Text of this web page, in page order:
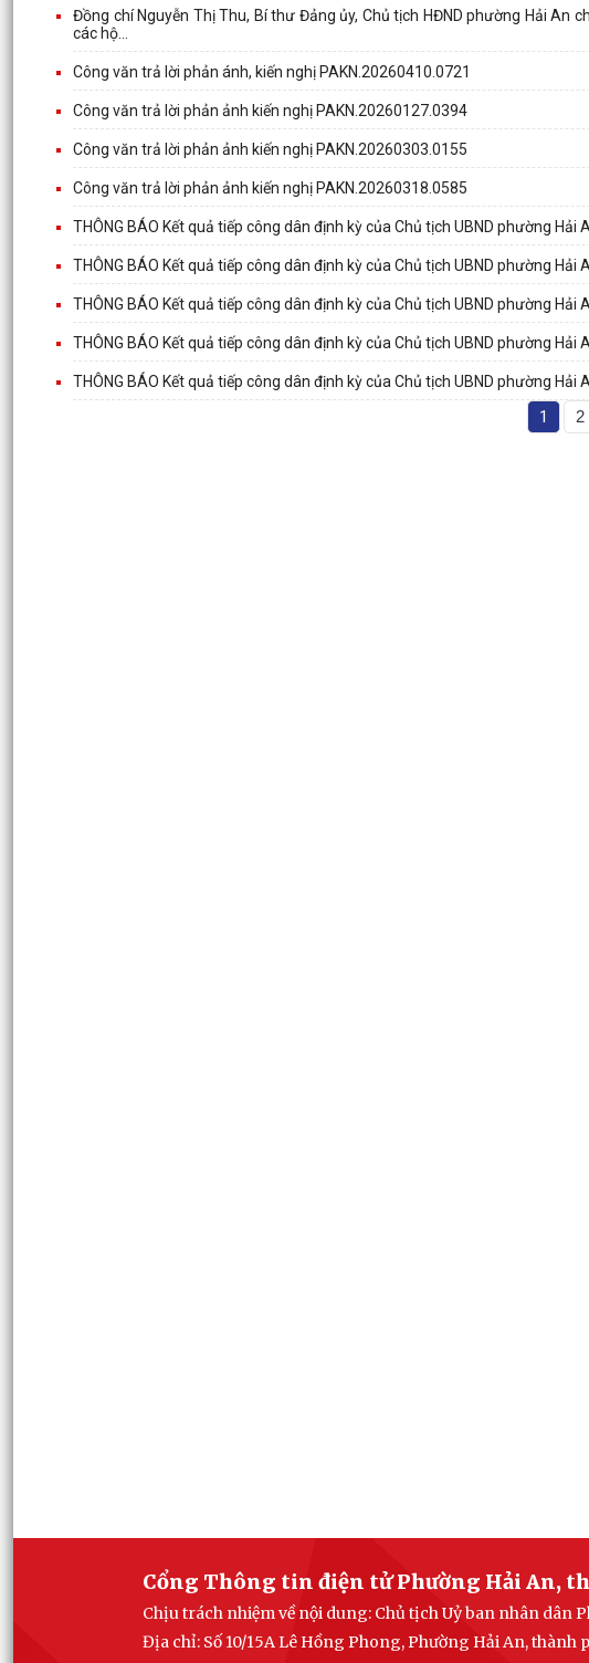
Đồng chí Nguyễn Thị Thu, Bí thư Đảng ủy, Chủ tịch HĐND phường Hải An
các hộ...
Công văn trả lời phản ánh, kiến nghị PAKN.20260410.0721
Công văn trả lời phản ảnh kiến nghị PAKN.20260127.0394
Công văn trả lời phản ảnh kiến nghị PAKN.20260303.0155
Công văn trả lời phản ảnh kiến nghị PAKN.20260318.0585
THÔNG BÁO Kết quả tiếp công dân định kỳ của Chủ tịch UBND phường
THÔNG BÁO Kết quả tiếp công dân định kỳ của Chủ tịch UBND phường
THÔNG BÁO Kết quả tiếp công dân định kỳ của Chủ tịch UBND phường
THÔNG BÁO Kết quả tiếp công dân định kỳ của Chủ tịch UBND phường
THÔNG BÁO Kết quả tiếp công dân định kỳ của Chủ tịch UBND phường
1 2
Cổng Thông tin điện tử Phường Hải An,
Chịu trách nhiệm về nội dung: Chủ tịch Uỷ ban nhân dân
Địa chỉ: Số 10/15A Lê Hồng Phong, Phường Hải An, thành